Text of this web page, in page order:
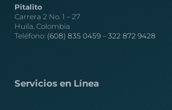
Pitalito
Carrera 2 No. 1 – 27
Huila, Colombia
Teléfono: (608) 835 0459 – 322 872 9428
Servicios en Línea